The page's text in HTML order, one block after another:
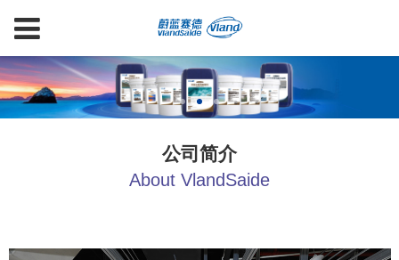
公司简介
About VlandSaide